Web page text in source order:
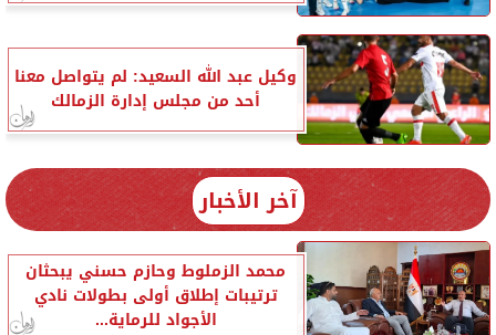
وكيل عبد الله السعيد: لم يتواصل معنا
أحد من مجلس إدارة الزمالك
آخر الأخبار
محمد الزملوط وحازم حسني يبحثان
ترتيبات إطلاق أولى بطولات نادي
الأجواد للرماية...